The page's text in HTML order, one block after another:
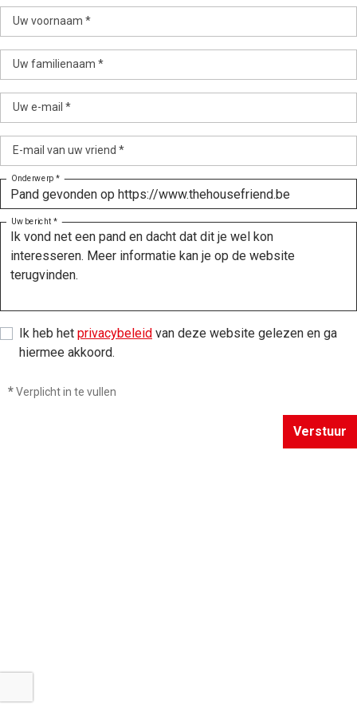
Uw voornaam *
Uw familienaam *
Uw e-mail *
E-mail van uw vriend *
Onderwerp *
Uw bericht *
Ik heb het privacybeleid van deze website gelezen en ga
hiermee akkoord.
*Verplicht in te vullen
Verstuur